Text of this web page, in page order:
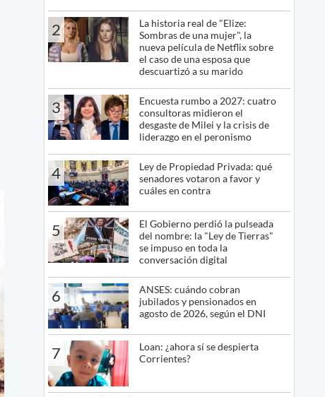
2
La historia real de "Elize:
Sombras de una mujer", la
nueva película de Netflix sobre
el caso de una esposa que
descuartizó a su marido
3
Encuesta rumbo a 2027: cuatro
consultoras midieron el
desgaste de Milei y la crisis de
liderazgo en el peronismo
4
Ley de Propiedad Privada: qué
senadores votaron a favor y
cuáles en contra
5
El Gobierno perdió la pulseada
del nombre: la "Ley de Tierras"
se impuso en toda la
conversación digital
6
ANSES: cuándo cobran
jubilados y pensionados en
agosto de 2026, según el DNI
7
Loan: ¿ahora sí se despierta
Corrientes?